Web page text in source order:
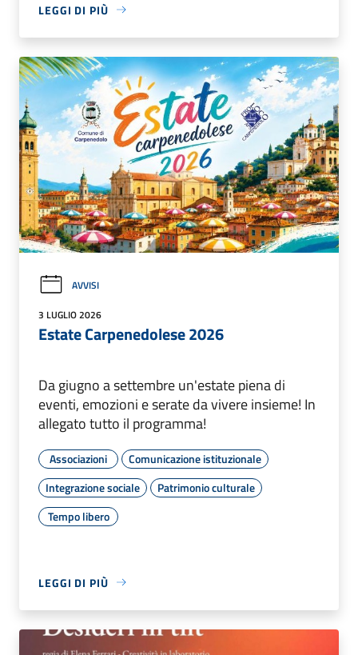
LEGGI DI PIÙ
AVVISI
3 LUGLIO 2026
Estate Carpenedolese 2026
Da giugno a settembre un'estate piena di
eventi, emozioni e serate da vivere insieme! In
allegato tutto il programma!
Associazioni
Comunicazione istituzionale
Integrazione sociale
Patrimonio culturale
Tempo libero
LEGGI DI PIÙ